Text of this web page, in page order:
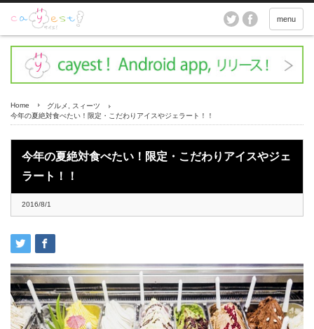
menu
Home グルメ
スィーツ
今年の夏絶対食べたい！限定・こだわりアイスやジェラート！！
今年の夏絶対食べたい！限定・こだわりアイスやジェ
ラート！！
2016/8/1